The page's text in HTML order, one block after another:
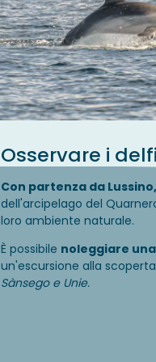
Osservare i
Con partenza da Lussino,
dell'arcipelago del
loro ambiente naturale.
È possibile noleggiare
un'escursione alla
Sànsego e Unie.